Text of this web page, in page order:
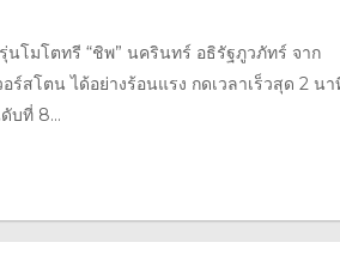
โมโตทรี “ชิพ” นครินทร์ อธิรัฐภูวภัทร์ จาก
ร์สโตน ได้อย่างร้อนแรง กดเวลาเร็วสุด 2 นา
บที่ 8...